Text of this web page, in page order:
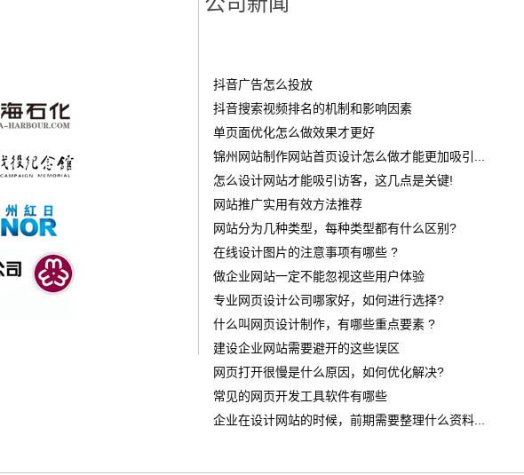
抖音广告怎么投放
‌抖音搜索视频排名的机制和影响因素
单页面优化怎么做效果才更好
锦州网站制作网站首页设计怎么做才能更加吸引...
怎么设计网站才能吸引访客，这几点是关键!
网站推广实用有效方法推荐
网站分为几种类型，每种类型都有什么区别?
在线设计图片的注意事项有哪些 ?
做企业网站一定不能忽视这些用户体验
专业网页设计公司哪家好，如何进行选择?
什么叫网页设计制作，有哪些重点要素 ?
建设企业网站需要避开的这些误区
网页打开很慢是什么原因，如何优化解决?
常见的网页开发工具软件有哪些
企业在设计网站的时候，前期需要整理什么资料...